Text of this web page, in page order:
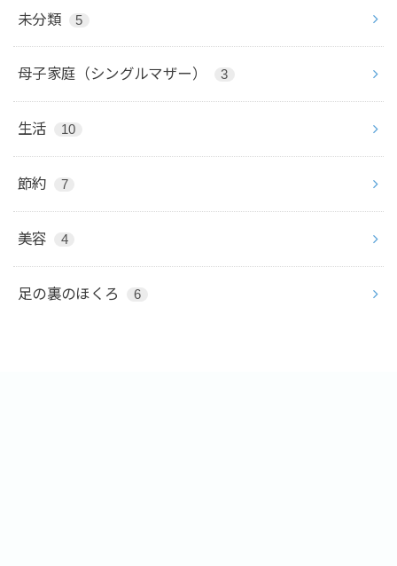
未分類 5
母子家庭（シングルマザー） 3
生活 10
節約 7
美容 4
足の裏のほくろ 6